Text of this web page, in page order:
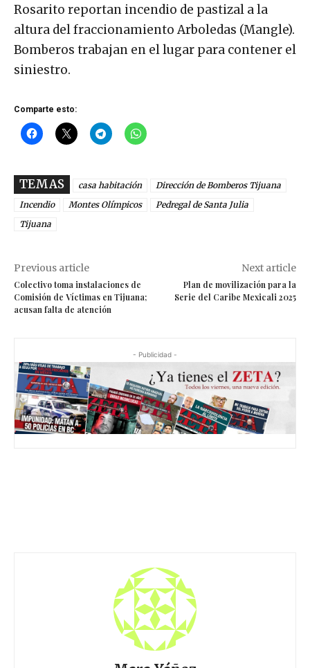
Rosarito reportan incendio de pastizal a la
altura del fraccionamiento Arboledas (Mangle).
Bomberos trabajan en el lugar para contener el
siniestro.
Comparte esto:
TEMAS casa habitación
Dirección de Bomberos Tijuana
Incendio
Montes Olímpicos
Pedregal de Santa Julia
Tijuana
Previous article
Colectivo toma instalaciones de
Comisión de Víctimas en Tijuana;
acusan falta de atención
Next article
Plan de movilización para la
Serie del Caribe Mexicali 2025
- Publicidad -